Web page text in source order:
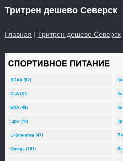
Тритрен дешево Северск
Главная | Тритрен дешево Северск